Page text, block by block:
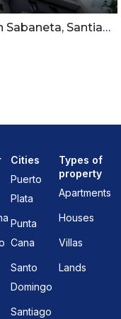
Santiago
Cities
Puerto
Plata
Punta
Cana
Santo
Domingo
Santiago
Types of
property
Apartments
Houses
Villas
Lands